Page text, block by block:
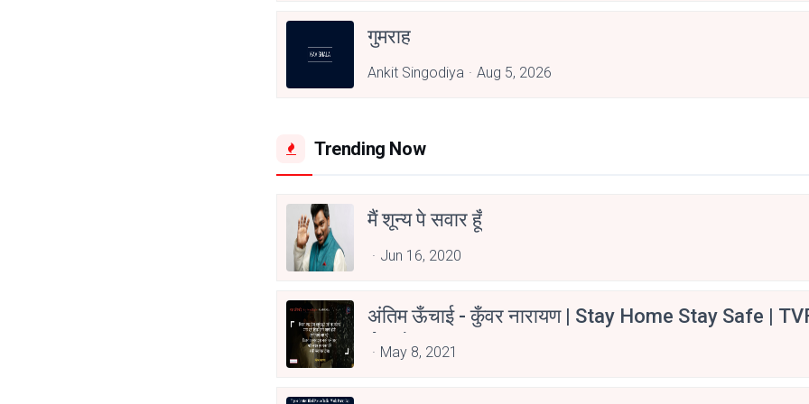
गुमराह
Ankit Singodiya Aug 5, 2026
Trending Now
मैं शून्य पे सवार हूँ
Jun 16, 2020
अंतिम ऊँचाई - कुँवर नारायण | Stay Home Stay Safe |
Aspirants
May 8, 2021